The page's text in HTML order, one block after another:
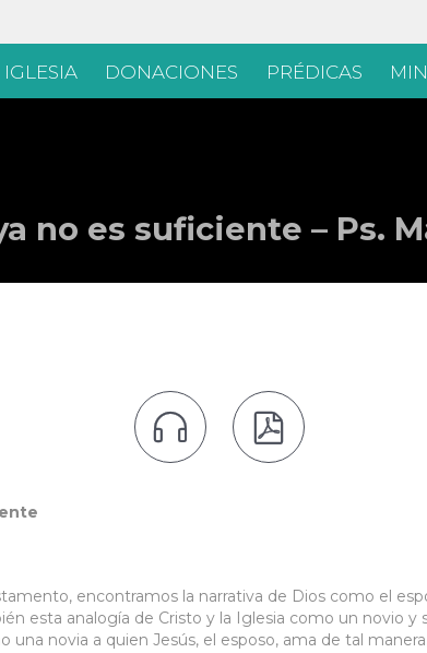
to
IGLESIA DONACIONES PRÉDICAS
no es suficiente – Ps.
 
encontramos la narrativa de Dios como el
esta analogía de Cristo y la Iglesia como un novio y
una novia a quien Jesús, el esposo, ama de tal